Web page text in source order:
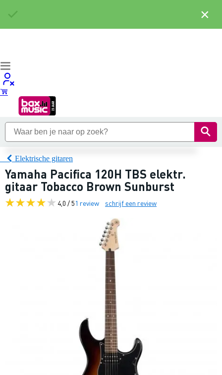
Elektrische gitaren
Yamaha Pacifica 120H TBS elektr.
gitaar Tobacco Brown Sunburst
4,0 / 51 review schrijf een review
×